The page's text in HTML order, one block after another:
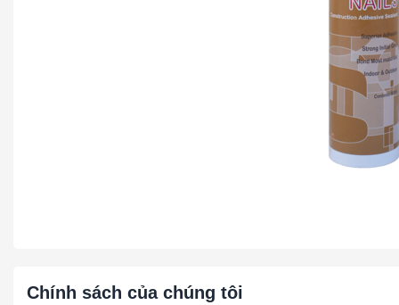
Chính sách của chúng tôi